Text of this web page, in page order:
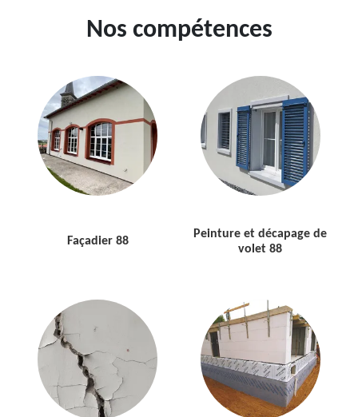
Nos compétences
Façadier 88
Peinture et décapage de
volet 88